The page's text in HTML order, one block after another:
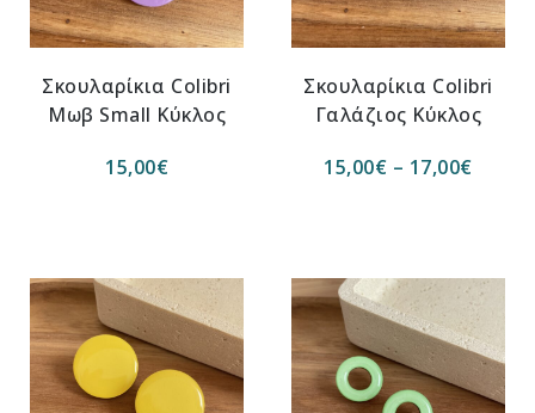
Σκουλαρίκια Colibri
Μωβ Small Κύκλος
15,00€
Σκουλαρίκια Colibri
Γαλάζιος Κύκλος
15,00€ – 17,00€